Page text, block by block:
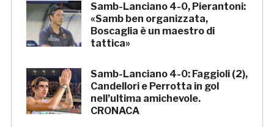
Samb-Lanciano 4-0, Pierantoni:
«Samb ben organizzata,
Boscaglia è un maestro di
tattica»
Samb-Lanciano 4-0: Faggioli (2),
Candellori e Perrotta in gol
nell’ultima amichevole.
CRONACA